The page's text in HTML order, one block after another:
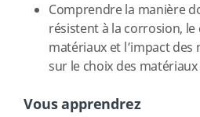
Comprendre la manière
résistent à la corrosion,
matériaux et l’impact
sur le choix des matériaux
Vous apprendrez